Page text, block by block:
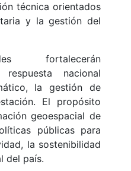
técnica orientados
y la gestión del
fortalecerán
nacional
la gestión de
El propósito
geoespacial de
públicas para
la sostenibilidad
del país.